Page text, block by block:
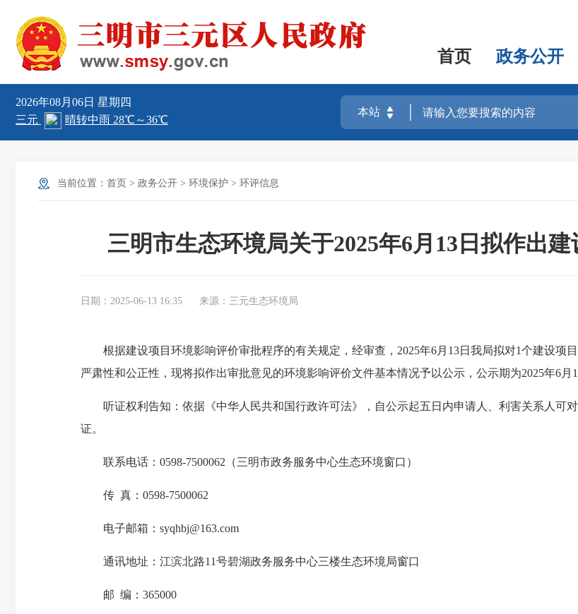
首页 政务公开
2026年08月06日 星期四
当前位置： 首页 > 政务公开 > 环境保护 > 环评信息
三明市生态环境局关于2025年6月13日拟作出
日期：2025-06-13 16:35 来源：三元生态环境局
根据建设项目环境影响评价审批程序的有关规定，经审查，2025年6月13日我局拟对1个建设项
严肃性和公正性，现将拟作出审批意见的环境影响评价文件基本情况予以公示，公示期为2025年6月
听证权利告知：依据《中华人民共和国行政许可法》，自公示起五日内申请人、利害关系人可
证。
联系电话：0598-7500062（三明市政务服务中心生态环境窗口）
传 真：0598-7500062
电子邮箱：syqhbj@163.com
通讯地址：江滨北路11号碧湖政务服务中心三楼生态环境局窗口
邮 编：365000